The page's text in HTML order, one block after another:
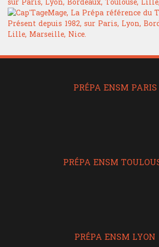
PRÉPA ENSM PARIS
PRÉPA ENSM
PRÉPA ENSM LYON